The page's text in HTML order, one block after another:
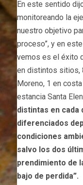
En este sentido
monitoreando la
nuestro objetivo
proceso”, y en
vemos es el éxito
en distintos sitios,
Moreno, 1 en
estancia Santa
distintas en
diferenciados
condiciones
salvo los dos
prendimiento de
bajo de perdida”.